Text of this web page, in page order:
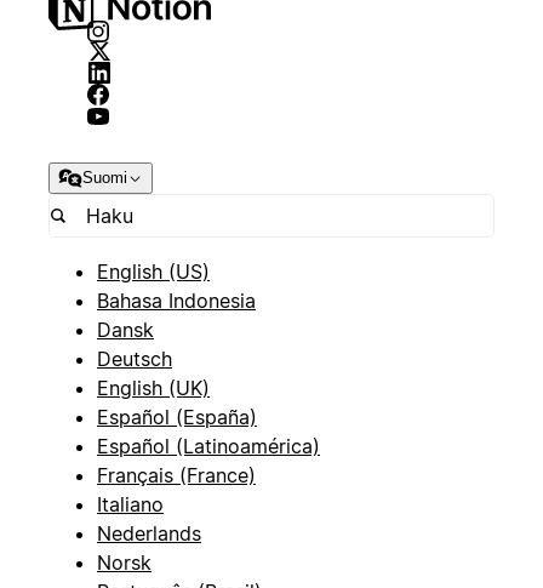
Suomi
English (US)
Bahasa Indonesia
Dansk
Deutsch
English (UK)
Español (España)
Español (Latinoamérica)
Français (France)
Italiano
Nederlands
Norsk